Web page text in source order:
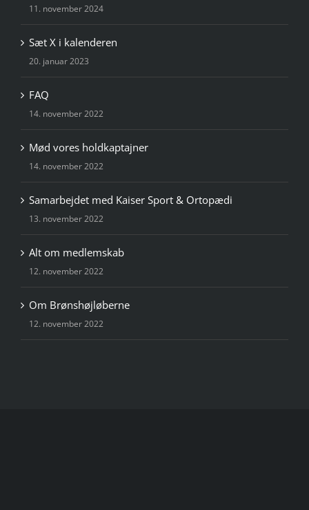
11. november 2024
Sæt X i kalenderen
20. januar 2023
FAQ
14. november 2022
Mød vores holdkaptajner
14. november 2022
Samarbejdet med Kaiser Sport & Ortopædi
13. november 2022
Alt om medlemskab
12. november 2022
Om Brønshøjløberne
12. november 2022